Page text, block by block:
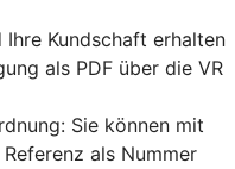
Kundschaft erhalten
als PDF über die VR
Sie können mit
als Nummer